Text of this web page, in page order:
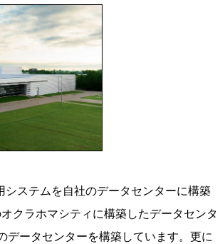
ステムを自社のデータセンターに構築
クラホマシティに構築したデータセンタ
データセンターを構築しています。更に